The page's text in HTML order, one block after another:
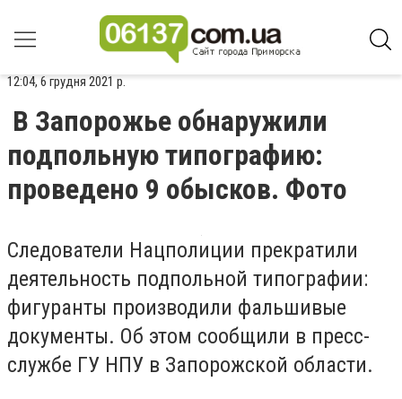
12:04, 6 грудня 2021 р.
В Запорожье обнаружили
подпольную типографию:
проведено 9 обысков. Фото
Следователи Нацполиции прекратили
деятельность подпольной типографии:
фигуранты производили фальшивые
документы. Об этом сообщили в пресс-
службе ГУ НПУ в Запорожской области.